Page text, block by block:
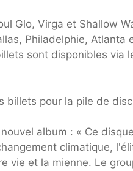
Glo, Virga et Shallow
Philadelphie,
sont disponibles via
billets pour la pile de
album : « Ce
climatique,
vie et la mienne. Le